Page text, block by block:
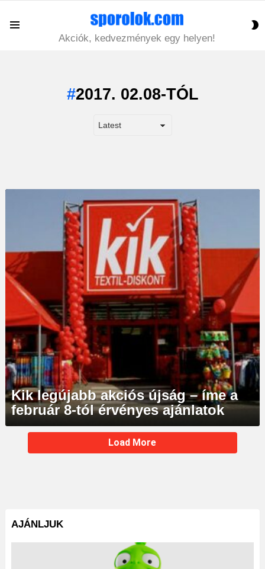
Akciók, kedvezmények egy helyen!
2017. 02.08-TÓL
Kik legújabb akciós újság – íme a
február 8-tól érvényes ajánlatok
MORE
STORIES
Load More
AJÁNLJUK